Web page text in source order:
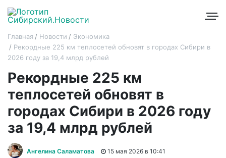
Главная Новости
Экономика
Рекордные 225 км теплосетей обновят в городах Сибири в
2026 году за 19,4 млрд рублей
Рекордные 225 км
теплосетей обновят в
городах Сибири в 2026 году
за 19,4 млрд рублей
Ангелина Саламатова
15 мая 2026 в 10:41